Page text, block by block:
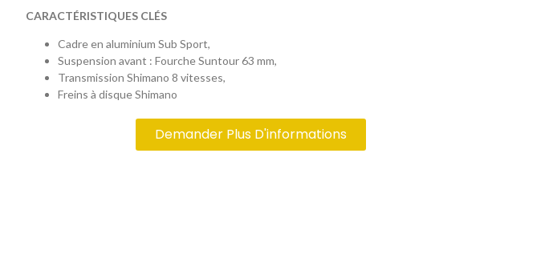
CARACTÉRISTIQUES CLÉS
Cadre en aluminium Sub Sport,
Suspension avant : Fourche Suntour 63 mm,
Transmission Shimano 8 vitesses,
Freins à disque Shimano
Demander Plus D'informations